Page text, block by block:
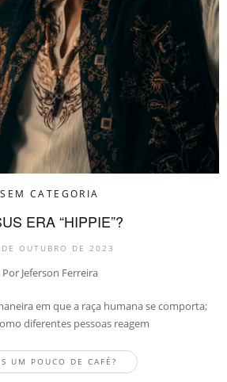
SEM CATEGORIA
ERA “HIPPIE”?
OUTUBRO DE 2023
Por Jeferson Ferreira
em que a raça humana se comporta;
diferentes pessoas reagem
UM POUCO DE CAFÉ?